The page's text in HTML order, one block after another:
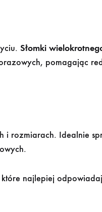
Słomki
pomagając
i rozmiarach. Idealnie
najlepiej